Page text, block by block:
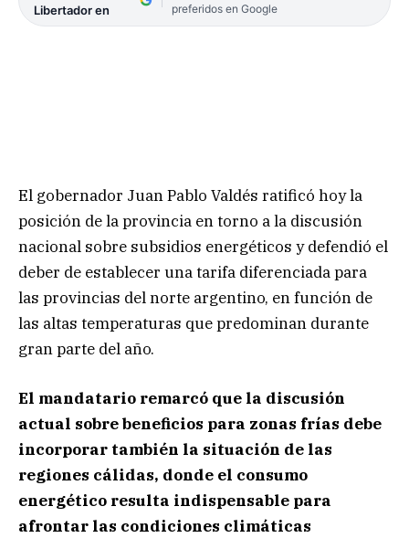
Libertador en
preferidos en Google
El gobernador Juan Pablo Valdés ratificó hoy la
posición de la provincia en torno a la discusión
nacional sobre subsidios energéticos y defendió el
deber de establecer una tarifa diferenciada para
las provincias del norte argentino, en función de
las altas temperaturas que predominan durante
gran parte del año.
El mandatario remarcó que la discusión
actual sobre beneficios para zonas frías debe
incorporar también la situación de las
regiones cálidas, donde el consumo
energético resulta indispensable para
afrontar las condiciones climáticas